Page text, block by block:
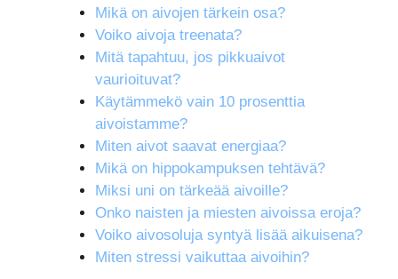
Mikä on aivojen tärkein osa?
Voiko aivoja treenata?
Mitä tapahtuu, jos pikkuaivot
vaurioituvat?
Käytämmekö vain 10 prosenttia
aivoistamme?
Miten aivot saavat energiaa?
Mikä on hippokampuksen tehtävä?
Miksi uni on tärkeää aivoille?
Onko naisten ja miesten aivoissa eroja?
Voiko aivosoluja syntyä lisää aikuisena?
Miten stressi vaikuttaa aivoihin?